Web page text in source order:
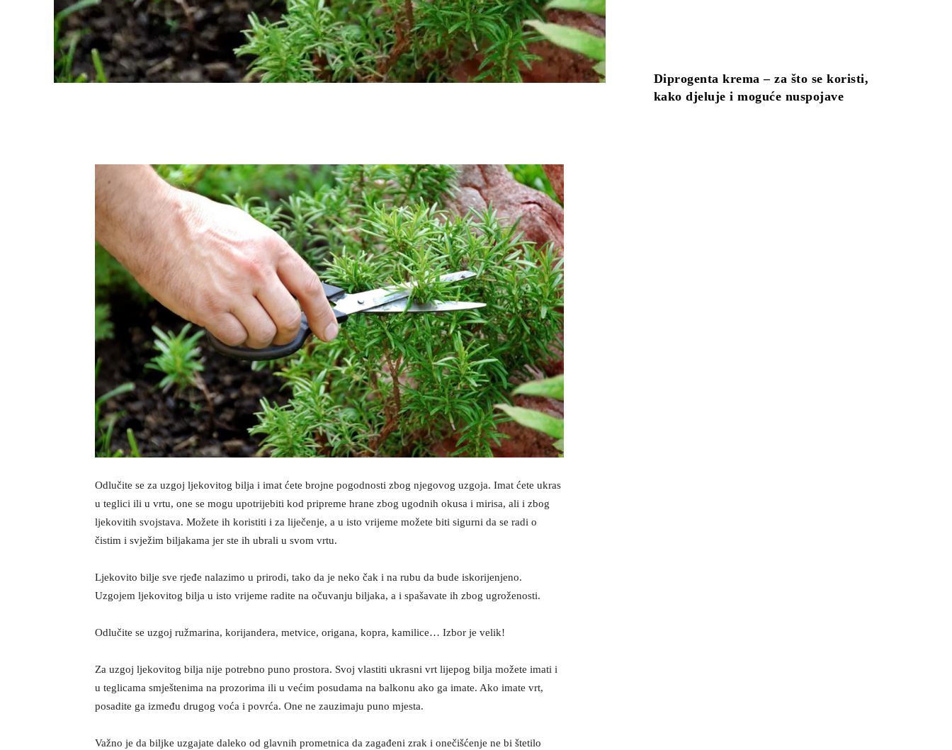
Odlučite se za uzgoj ljekovitog bilja i imat ćete brojne pogodnosti zbog njegovog uzgoja. Imat ćete ukras
u teglici ili u vrtu, one se mogu upotrijebiti kod pripreme hrane zbog ugodnih okusa i mirisa, ali i zbog
ljekovitih svojstava. Možete ih koristiti i za liječenje, a u isto vrijeme možete biti sigurni da se radi o
čistim i svježim biljakama jer ste ih ubrali u svom vrtu.
Ljekovito bilje sve rjeđe nalazimo u prirodi, tako da je neko čak i na rubu da bude iskorijenjeno.
Uzgojem ljekovitog bilja u isto vrijeme radite na očuvanju biljaka, a i spašavate ih zbog ugroženosti.
Odlučite se uzgoj ružmarina, korijandera, metvice, origana, kopra, kamilice… Izbor je velik!
Za uzgoj ljekovitog bilja nije potrebno puno prostora. Svoj vlastiti ukrasni vrt lijepog bilja možete imati i
u teglicama smještenima na prozorima ili u većim posudama na balkonu ako ga imate. Ako imate vrt,
posadite ga između drugog voća i povrća. One ne zauzimaju puno mjesta.
Važno je da biljke uzgajate daleko od glavnih prometnica da zagađeni zrak i onečišćenje ne bi štetilo
Diprogenta krema – za što se koristi,
kako djeluje i moguće nuspojave